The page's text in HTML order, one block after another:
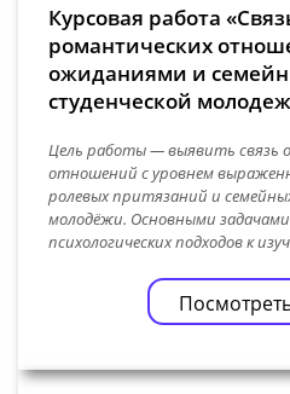
Курсовая работа
романтических
ожиданиями и
студенческой
Цель работы — выявить связь
отношений с уровнем
ролевых притязаний и
молодёжи. Основными
психологических подходов к